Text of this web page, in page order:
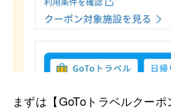
まずは【GoToトラベルクー